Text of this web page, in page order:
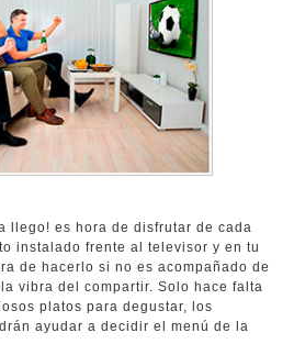
llego! es hora de disfrutar de cada
instalado frente al televisor y en tu
de hacerlo si no es acompañado de
vibra del compartir. Solo hace falta
platos para degustar, los
ayudar a decidir el menú de la